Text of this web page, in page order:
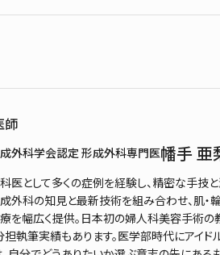
師
外科学会認定 形成外科専門医幡手 亜
医として多くの症例を経験し、精密な手技
外科の知見と最新技術を組み合わせ、肌・
を幅広く提供。日本初の婦人科美容手術の
担執筆実績もあります。医学部時代にアイド